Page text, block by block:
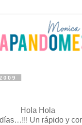
Hola Hola
Un rápido y